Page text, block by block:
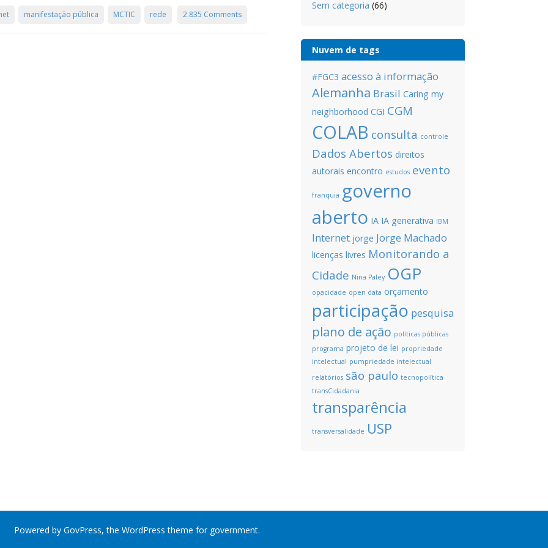
manifestação pública MCTIC rede 2.835 Comments
Sem categoria (66)
Nuvem de tags
#FGC3 acesso à informação
Alemanha Brasil Caring my
neighborhood CGI CGM
COLAB consulta controle
Dados Abertos direitos
autorais encontro estudos evento
franquia governo
aberto IA IA generativa IBM
Internet jorge Jorge Machado
licenças livres Monitorando a
Cidade Nina Paley OGP
opacidade open data orçamento
participação pesquisa
plano de ação políticas públicas
programa projeto de lei propriedade
intelectual pumpriedade intelectual
relatórios são paulo tecnopolítica
transCidadania
transparência
transversalidade USP
Powered by GovPress, the WordPress theme for government.